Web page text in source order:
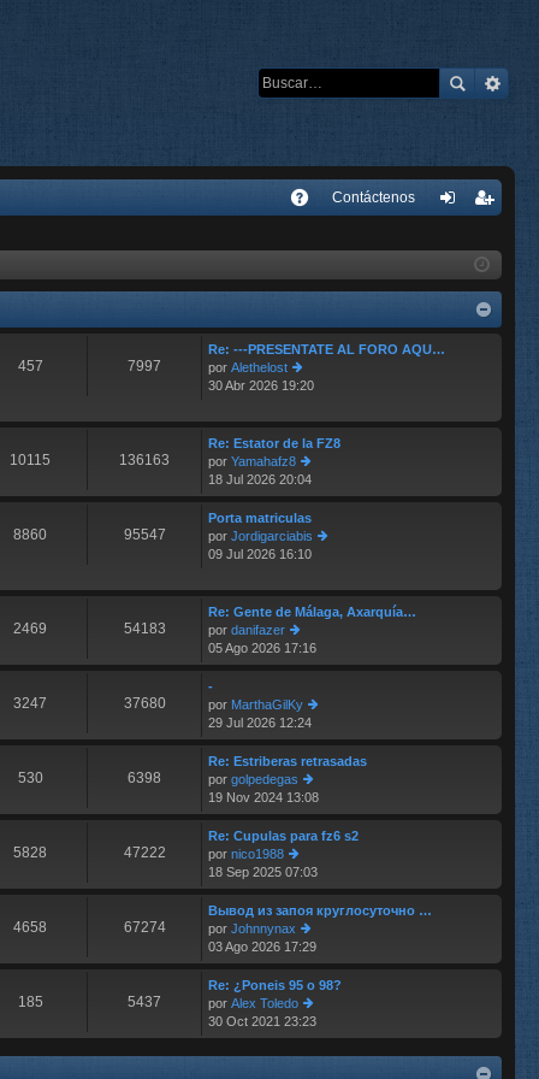
Contáctenos
ist
ra
457 7997
Re: ---PRESENTATE AL FORO AQU…
por Alethelost
er
im
o
m
e
n
s
aj
e
30 Abr 2026 19:20
10115 136163
Re: Estator de la FZ8
por Yamahafz8
er
últ
im
o
m
n
s
e
18 Jul 2026 20:04
8860 95547
Porta matriculas
por Jordigarciabis
im
o
n
aj
09 Jul 2026 16:10
2469 54183
Re: Gente de Málaga, Axarquía…
por danifazer
er
últ
o
m
e
n
s
aj
e
05 Ago 2026 17:16
3247 37680
-
por MarthaGilKy
er
últ
im
o
m
e
n
aj
e
29 Jul 2026 12:24
530 6398
Re: Estriberas retrasadas
por golpedegas
er
últ
im
m
e
n
s
aj
e
19 Nov 2024 13:08
5828 47222
Re: Cupulas para fz6 s2
por nico1988
er
últ
im
o
m
e
n
s
aj
e
18 Sep 2025 07:03
4658 67274
Вывод из запоя круглосуточно …
por Johnnynax
er
últ
im
o
m
e
n
03 Ago 2026 17:29
185 5437
Re: ¿Poneis 95 o 98?
por Alex Toledo
er
últ
im
30 Oct 2021 23:23